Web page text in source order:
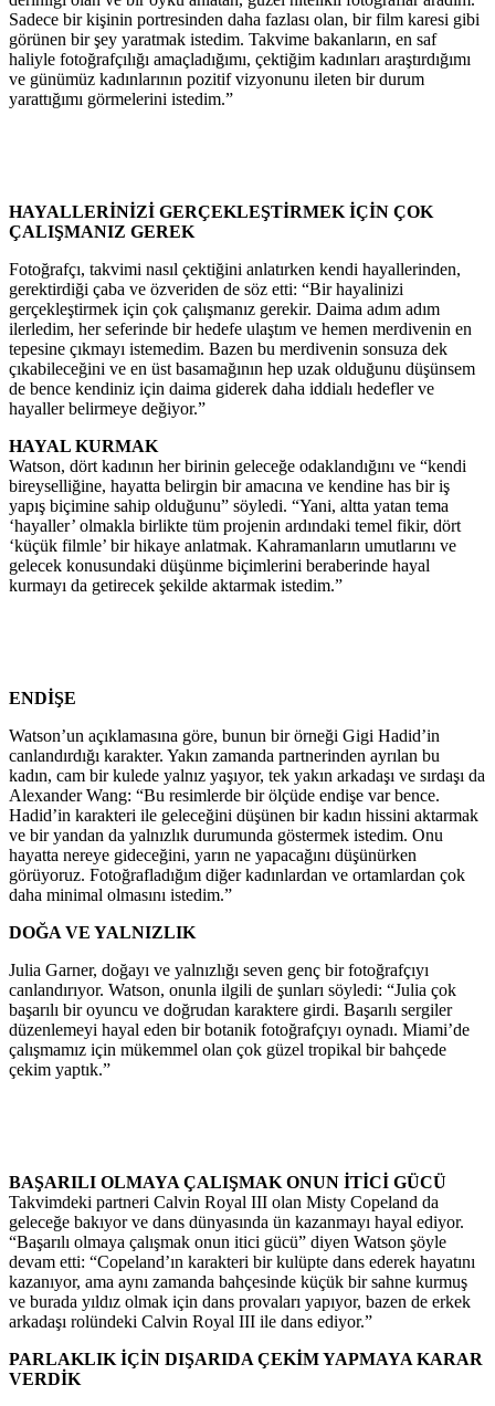
Sadece bir kişinin portresinden daha fazlası olan, bir film karesi gibi
görünen bir şey yaratmak istedim. Takvime bakanların, en saf
haliyle fotoğrafçılığı amaçladığımı, çektiğim kadınları araştırdığımı
ve günümüz kadınlarının pozitif vizyonunu ileten bir durum
yarattığımı görmelerini istedim.”
HAYALLERİNİZİ GERÇEKLEŞTİRMEK İÇİN ÇOK
ÇALIŞMANIZ GEREK
Fotoğrafçı, takvimi nasıl çektiğini anlatırken kendi hayallerinden,
gerektirdiği çaba ve özveriden de söz etti: “Bir hayalinizi
gerçekleştirmek için çok çalışmanız gerekir. Daima adım adım
ilerledim, her seferinde bir hedefe ulaştım ve hemen merdivenin en
tepesine çıkmayı istemedim. Bazen bu merdivenin sonsuza dek
çıkabileceğini ve en üst basamağının hep uzak olduğunu düşünsem
de bence kendiniz için daima giderek daha iddialı hedefler ve
hayaller belirmeye değiyor.”
HAYAL KURMAK
Watson, dört kadının her birinin geleceğe odaklandığını ve “kendi
bireyselliğine, hayatta belirgin bir amacına ve kendine has bir iş
yapış biçimine sahip olduğunu” söyledi. “Yani, altta yatan tema
‘hayaller’ olmakla birlikte tüm projenin ardındaki temel fikir, dört
‘küçük filmle’ bir hikaye anlatmak. Kahramanların umutlarını ve
gelecek konusundaki düşünme biçimlerini beraberinde hayal
kurmayı da getirecek şekilde aktarmak istedim.”
ENDİŞE
Watson’un açıklamasına göre, bunun bir örneği Gigi Hadid’in
canlandırdığı karakter. Yakın zamanda partnerinden ayrılan bu
kadın, cam bir kulede yalnız yaşıyor, tek yakın arkadaşı ve sırdaşı da
Alexander Wang: “Bu resimlerde bir ölçüde endişe var bence.
Hadid’in karakteri ile geleceğini düşünen bir kadın hissini aktarmak
ve bir yandan da yalnızlık durumunda göstermek istedim. Onu
hayatta nereye gideceğini, yarın ne yapacağını düşünürken
görüyoruz. Fotoğrafladığım diğer kadınlardan ve ortamlardan çok
daha minimal olmasını istedim.”
DOĞA VE YALNIZLIK
Julia Garner, doğayı ve yalnızlığı seven genç bir fotoğrafçıyı
canlandırıyor. Watson, onunla ilgili de şunları söyledi: “Julia çok
başarılı bir oyuncu ve doğrudan karaktere girdi. Başarılı sergiler
düzenlemeyi hayal eden bir botanik fotoğrafçıyı oynadı. Miami’de
çalışmamız için mükemmel olan çok güzel tropikal bir bahçede
çekim yaptık.”
BAŞARILI OLMAYA ÇALIŞMAK ONUN İTİCİ GÜCÜ
Takvimdeki partneri Calvin Royal III olan Misty Copeland da
geleceğe bakıyor ve dans dünyasında ün kazanmayı hayal ediyor.
“Başarılı olmaya çalışmak onun itici gücü” diyen Watson şöyle
devam etti: “Copeland’ın karakteri bir kulüpte dans ederek hayatını
kazanıyor, ama aynı zamanda bahçesinde küçük bir sahne kurmuş
ve burada yıldız olmak için dans provaları yapıyor, bazen de erkek
arkadaşı rolündeki Calvin Royal III ile dans ediyor.”
PARLAKLIK İÇİN DIŞARIDA ÇEKİM YAPMAYA KARAR
VERDİK